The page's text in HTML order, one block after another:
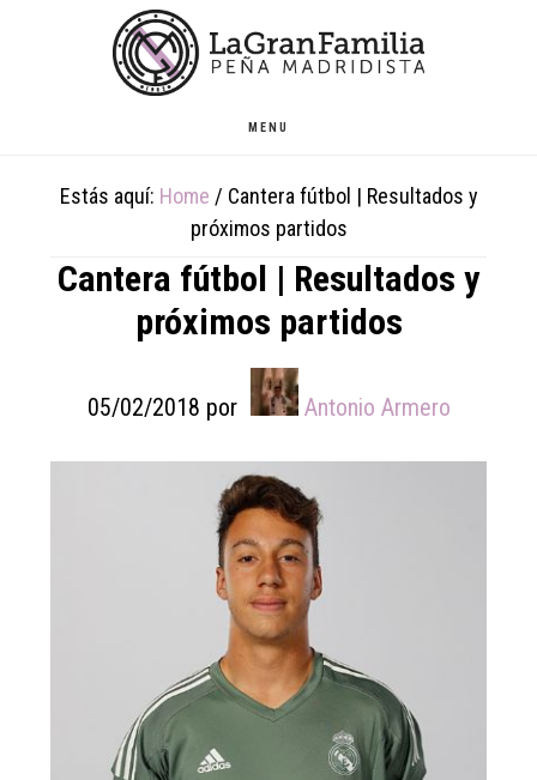
MENU
Estás aquí: Home / Cantera fútbol | Resultados y
próximos partidos
Cantera fútbol | Resultados y
próximos partidos
05/02/2018 por Antonio Armero